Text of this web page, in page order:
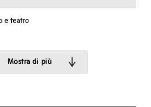
e teatro
Mostra di più